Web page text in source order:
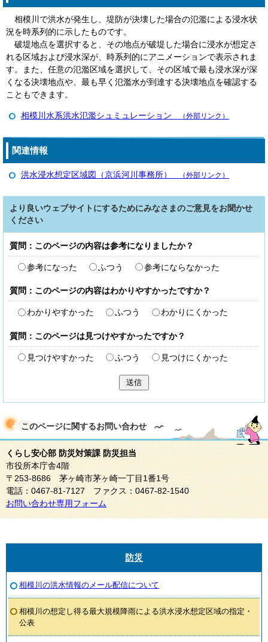
相模川で洪水が発生し、堤防が決壊した場合の氾濫による浸水状
況を時系列的に示したものです。
破堤地点を選択すると、その地点が破堤した場合に浸水が想定さ
れる区域および浸水深が、時系列的にアニメーションで表示されま
す。また、任意の氾濫区域を選択して、その区域で最も浸水深が深
くなる決壊地点や、最も早く氾濫水が到達する決壊地点を確認する
こともできます。
相模川水系洪水氾濫シュミュレーション （外部リンク）
関連情報
洪水浸水想定区域図（京浜河川事務所） （外部リンク）
より良いウェブサイトにするためにみなさまのご意見をお聞かせ
ください
質問：このページの内容は参考になりましたか？
参考になった ふつう 参考にならなかった
質問：このページの内容はわかりやすかったですか？
わかりやすかった ふつう わかりにくかった
質問：このページは見つけやすかったですか？
見つけやすかった ふつう 見つけにくかった
送信
このページに関するお問い合わせ
くらし安心部 防災対策課 防災担当
市役所本庁舎4階
〒253-8686 茅ヶ崎市茅ヶ崎一丁目1番1号
電話：0467-81-7127 ファクス：0467-82-1540
お問い合わせ専用フォーム
防災
相模川の洪水情報のメール配信について
相模川の想定し得る最大規模降雨による洪水浸水想定区域の指定・
公表